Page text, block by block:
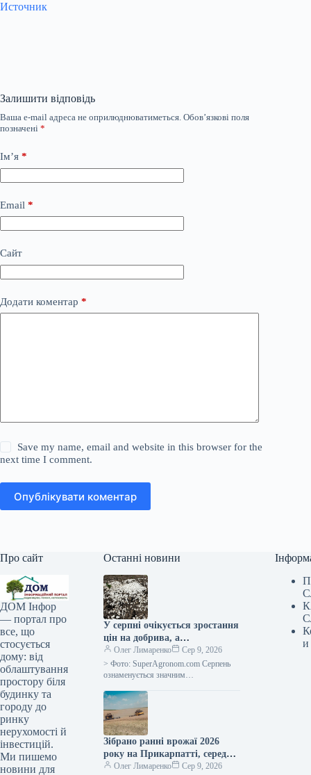
Источник
Залишити відповідь
Ваша e-mail адреса не оприлюднюватиметься. Обов’язкові поля
позначені *
Ім’я *
Email *
Сайт
Додати коментар *
Save my name, email and website in this browser for the
next time I comment.
Опублікувати коментар
Про сайт
ДОМ Інфор
— портал про
все, що
стосується
дому: від
облаштування
простору біля
будинку та
городу до
ринку
нерухомості й
інвестицій.
Ми пишемо
новини для
Останні новини
У серпні очікується зростання
цін на добрива, а
постачальники тимчасово
припиняють надання
кредитних умов —
Олег Лимаренко
Сер 9, 2026
> Фото: SuperAgronom.com Серпень
ознаменується значним
доступності добрив для українських
сільгоспвиробників. На ринку
спостерігається
Зібрано ранні врожаї 2026
року на Прикарпатті, середня
врожайність зернових
Олег Лимаренко Сер 9, 2026
и